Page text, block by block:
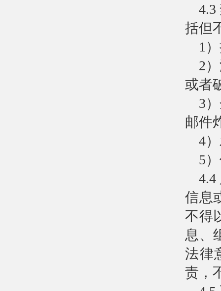
4.3
括但
1
2
或者
3
邮件
4
5
4.4
信息
不得
息、
法律
责，